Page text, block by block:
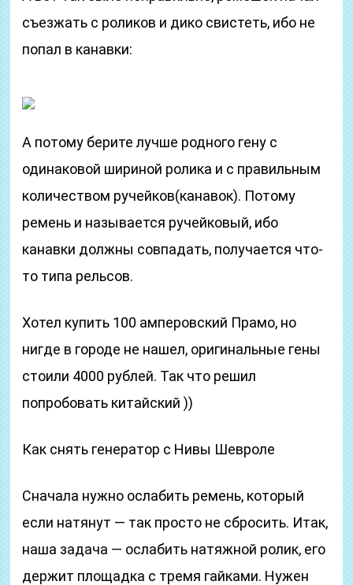
съезжать с роликов и дико свистеть, ибо не
попал в канавки:
А потому берите лучше родного гену с
одинаковой шириной ролика и с правильным
количеством ручейков(канавок). Потому
ремень и называется ручейковый, ибо
канавки должны совпадать, получается что-
то типа рельсов.
Хотел купить 100 амперовский Прамо, но
нигде в городе не нашел, оригинальные гены
стоили 4000 рублей. Так что решил
попробовать китайский ))
Как снять генератор с Нивы Шевроле
Сначала нужно ослабить ремень, который
если натянут — так просто не сбросить. Итак,
наша задача — ослабить натяжной ролик, его
держит площадка с тремя гайками. Нужен